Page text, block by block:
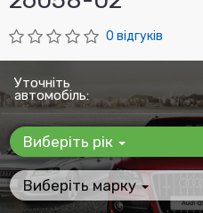
0 відгуків
Уточніть
автомобіль:
Виберіть рік
Виберіть марку